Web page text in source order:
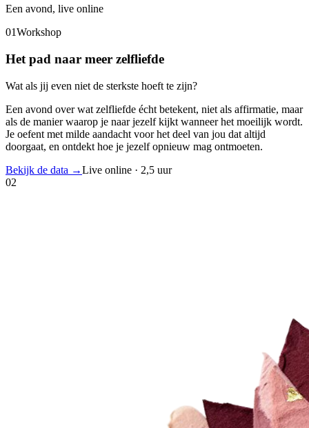
Een avond, live online
01Workshop
Het pad naar meer zelfliefde
Wat als jij even niet de sterkste hoeft te zijn?
Een avond over wat zelfliefde écht betekent, niet als affirmatie, maar
als de manier waarop je naar jezelf kijkt wanneer het moeilijk wordt.
Je oefent met milde aandacht voor het deel van jou dat altijd
doorgaat, en ontdekt hoe je jezelf opnieuw mag ontmoeten.
Bekijk de data →Live online · 2,5 uur
02